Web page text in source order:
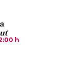
h